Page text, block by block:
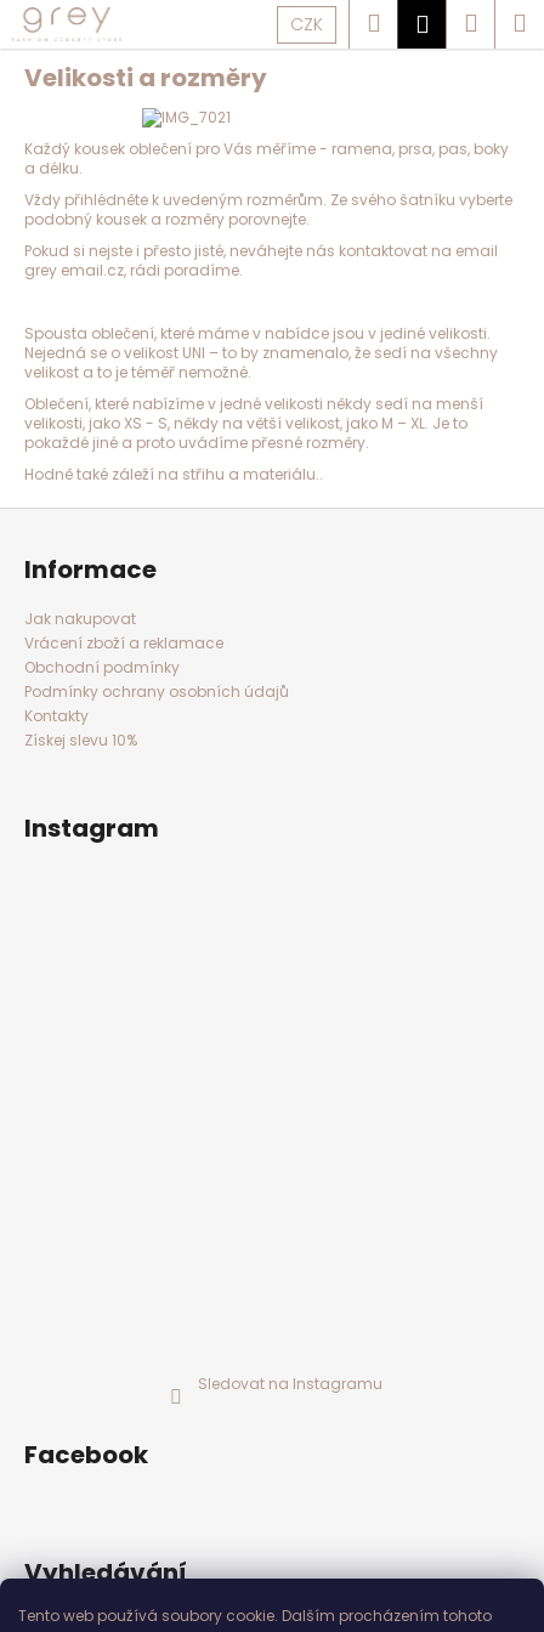
Tento web používá soubory cookie. Dalším procházením tohoto
Přejít
na
obsah
CZK Hledat
Velikosti a rozměry
Každý kousek oblečení pro Vás měříme - ramena, prsa, pas, boky
a délku.
Vždy přihlédněte k uvedeným rozměrům. Ze svého šatníku vyberte
podobný kousek a rozměry porovnejte.
Pokud si nejste i přesto jisté, neváhejte nás kontaktovat na email
grey email.cz, rádi poradíme.
Spousta oblečení, které máme v nabídce jsou v jediné velikosti.
Nejedná se o velikost UNI – to by znamenalo, že sedí na všechny
velikost a to je téměř nemožné.
Oblečení, které nabízíme v jedné velikosti někdy sedí na menší
velikosti, jako XS - S, někdy na větší velikost, jako M – XL. Je to
pokaždé jiné a proto uvádíme přesné rozměry.
Hodně také záleží na střihu a materiálu..
í
o
t
ř
e
b
u
j
e
t
e
n
í
t
?
HLEDAT
o
p
o
r
u
č
u
m
e
Z
Informace
Jak nakupovat
Vrácení zboží a reklamace
Obchodní podmínky
Podmínky ochrany osobních údajů
Kontakty
Získej slevu 10%
Instagram
Sledovat na Instagramu
Facebook
Vyhledávání